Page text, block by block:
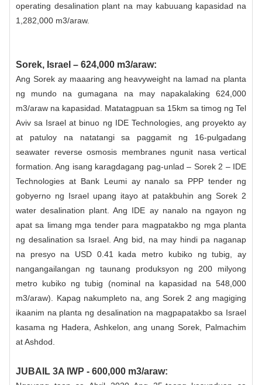
operating desalination plant na may kabuuang kapasidad na
1,282,000 m3/araw.
Sorek, Israel – 624,000 m3/araw:
Ang Sorek ay maaaring ang heavyweight na lamad na planta
ng mundo na gumagana na may napakalaking 624,000
m3/araw na kapasidad. Matatagpuan sa 15km sa timog ng Tel
Aviv sa Israel at binuo ng IDE Technologies, ang proyekto ay
at patuloy na natatangi sa paggamit ng 16-pulgadang
seawater reverse osmosis membranes ngunit nasa vertical
formation. Ang isang karagdagang pag-unlad – Sorek 2 – IDE
Technologies at Bank Leumi ay nanalo sa PPP tender ng
gobyerno ng Israel upang itayo at patakbuhin ang Sorek 2
water desalination plant. Ang IDE ay nanalo na ngayon ng
apat sa limang mga tender para magpatakbo ng mga planta
ng desalination sa Israel. Ang bid, na may hindi pa naganap
na presyo na USD 0.41 kada metro kubiko ng tubig, ay
nangangailangan ng taunang produksyon ng 200 milyong
metro kubiko ng tubig (nominal na kapasidad na 548,000
m3/araw). Kapag nakumpleto na, ang Sorek 2 ang magiging
ikaanim na planta ng desalination na magpapatakbo sa Israel
kasama ng Hadera, Ashkelon, ang unang Sorek, Palmachim
at Ashdod.
JUBAIL 3A IWP - 600,000 m3/araw: